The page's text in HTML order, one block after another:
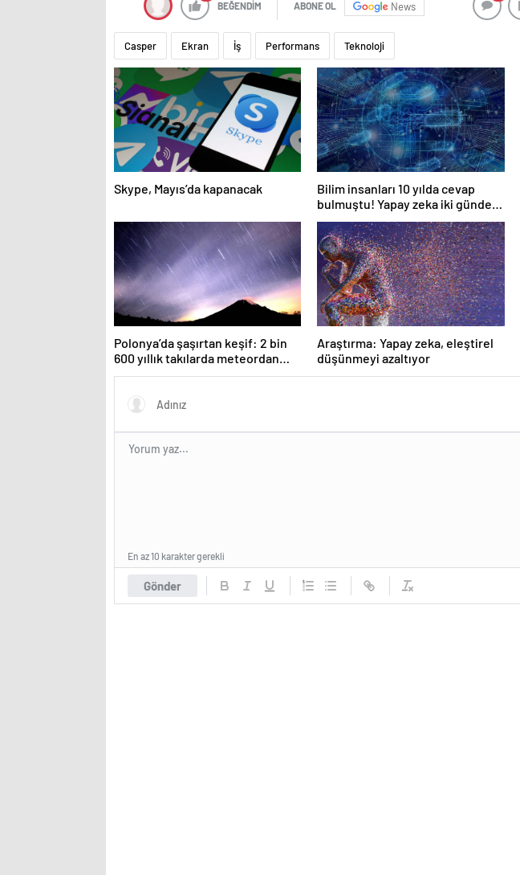
BEĞENDİM ABONE OL News
Casper Ekran İş Performans Teknoloji
Skype, Mayıs’da kapanacak
Bilim insanları 10 yılda cevap
bulmuştu! Yapay zeka iki günde
çözdü
Polonya’da şaşırtan keşif: 2 bin
600 yıllık takılarda meteordan
parçalar bulundu
Araştırma: Yapay zeka, eleştirel
düşünmeyi azaltıyor
Gönder
En az 10 karakter gerekli